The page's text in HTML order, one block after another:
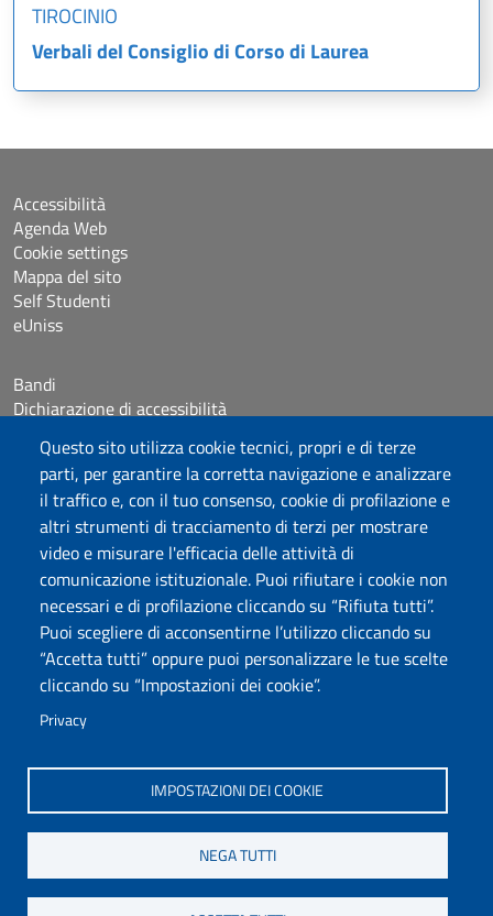
Questo sito utilizza cookie tecnici, propri e di terze
parti, per garantire la corretta navigazione e analizzare
il traffico e, con il tuo consenso, cookie di profilazione e
altri strumenti di tracciamento di terzi per mostrare
video e misurare l'efficacia delle attività di
comunicazione istituzionale. Puoi rifiutare i cookie non
necessari e di profilazione cliccando su “Rifiuta tutti”.
Puoi scegliere di acconsentirne l’utilizzo cliccando su
“Accetta tutti” oppure puoi personalizzare le tue scelte
cliccando su “Impostazioni dei cookie”.
Privacy
IMPOSTAZIONI DEI COOKIE
NEGA TUTTI
TIROCINIO
Verbali del Consiglio di Corso di Laurea
Università degli Studi di Sassari
Dipartimento di Giurisprudenza
Viale Mancini 5, 07100 Sassari
Fax: +39 079 228941
Contatti telefonici
PEC: dip.giurisprudenza@pec.uniss.it
Accessibilità
Agenda Web
Cookie settings
Mappa del sito
Self Studenti
eUniss
Bandi
Dichiarazione di accessibilità
Protocollo
Seguici su